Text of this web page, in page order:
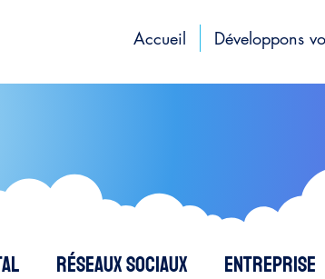
Accueil Développons
Réseaux sociaux Entreprise